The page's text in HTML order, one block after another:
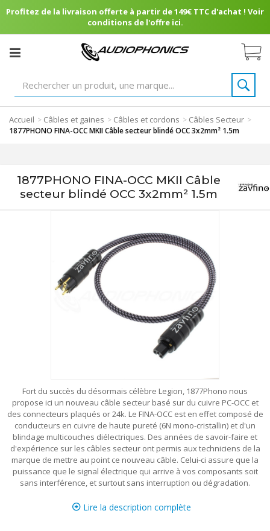
Profitez de la livraison offerte à partir de 149€ TTC d'achat ! Voir
conditions de l'offre ici.
Accueil > Câbles et gaines > Câbles et cordons > Câbles Secteur >
1877PHONO FINA-OCC MKII Câble secteur blindé OCC 3x2mm² 1.5m
1877PHONO FINA-OCC MKII Câble
secteur blindé OCC 3x2mm² 1.5m
Fort du succès du désormais célèbre Legion, 1877Phono nous
propose ici un nouveau câble secteur basé sur du cuivre PC-OCC et
des connecteurs plaqués or 24k. Le FINA-OCC est en effet composé de
conducteurs en cuivre de haute pureté (6N mono-cristallin) et d'un
blindage multicouches diélectriques. Des années de savoir-faire et
d'expérience sur les câbles secteur ont permis aux techniciens de la
marque de mettre au point ce nouveau câble. Celui-ci assure que la
puissance que le signal électrique qui arrive à vos composants soit
sans interférence, et surtout sans interruption ou dégradation.
Lire la description complète